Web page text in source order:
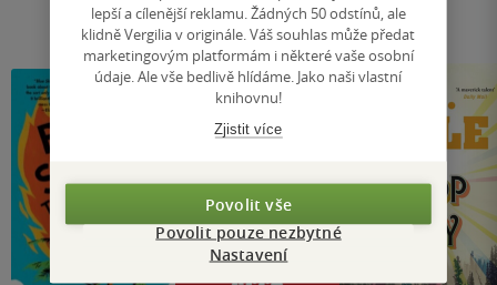
lepší a cílenější reklamu. Žádných 50 odstínů, ale
klidně Vergilia v originále. Váš souhlas může předat
marketingovým platformám i některé vaše osobní
údaje. Ale vše bedlivě hlídáme. Jako naši vlastní
knihovnu!
Zjistit více
Povolit vše
Povolit pouze nezbytné
Nastavení